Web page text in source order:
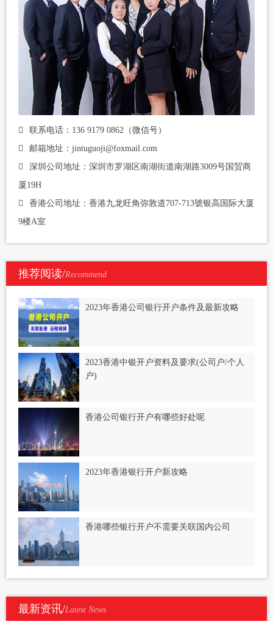
联系电话：136 9179 0862（微信号）
邮箱地址：jintuguoji@foxmail.com
深圳公司地址：深圳市罗湖区南湖街道南湖路3009号国贸商
厦19H
香港公司地址：香港九龙旺角弥敦道707-713號银高国际大厦
9楼A室
推荐阅读/Recommend
2023年香港公司银行开户条件及最新攻略
2023香港中银开户资料及要求(公司户/个人
户)
香港公司银行开户有哪些好处呢
2023年香港银行开户新攻略
香港哪些银行开户不需要关联国内公司
最新资讯/Latest News